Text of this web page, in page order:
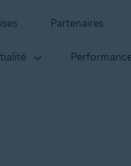
Partenaires